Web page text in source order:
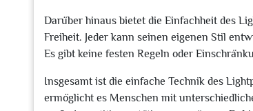
Darüber hinaus bietet die Einfachheit des
Freiheit. Jeder kann seinen eigenen Stil
Es gibt keine festen Regeln oder
Insgesamt ist die einfache Technik des
ermöglicht es Menschen mit